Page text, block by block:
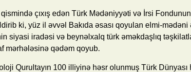
çıxış edən Türk Mədəniyyəti və İrsi
ki, yüz il əvvəl Bakıda əsası qoyulan elmi-mədəni
siyasi iradəsi və beynəlxalq türk əməkdaşlıq
mərhələsinə qədəm qoyub.
Qurultayın 100 illiyinə həsr olunmuş Türk Dünyası